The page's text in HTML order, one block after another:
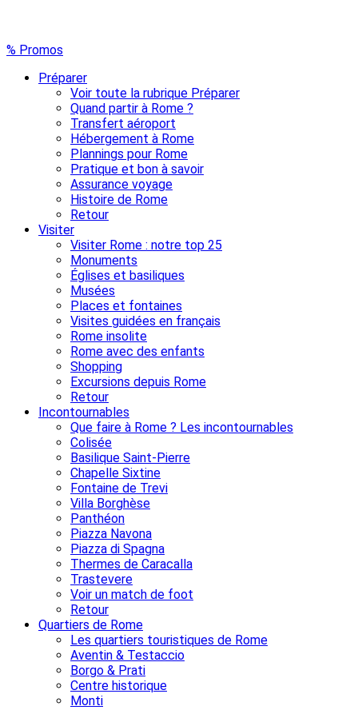
% Promos
Préparer
Voir toute la rubrique Préparer
Quand partir à Rome ?
Transfert aéroport
Hébergement à Rome
Plannings pour Rome
Pratique et bon à savoir
Assurance voyage
Histoire de Rome
Retour
Visiter
Visiter Rome : notre top 25
Monuments
Églises et basiliques
Musées
Places et fontaines
Visites guidées en français
Rome insolite
Rome avec des enfants
Shopping
Excursions depuis Rome
Retour
Incontournables
Que faire à Rome ? Les incontournables
Colisée
Basilique Saint-Pierre
Chapelle Sixtine
Fontaine de Trevi
Villa Borghèse
Panthéon
Piazza Navona
Piazza di Spagna
Thermes de Caracalla
Trastevere
Voir un match de foot
Retour
Quartiers de Rome
Les quartiers touristiques de Rome
Aventin & Testaccio
Borgo & Prati
Centre historique
Monti